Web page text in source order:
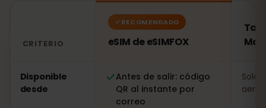
CRITERIO
RECOMENDADO
eSIM de eSIMFOX
Disponible
desde
Antes de salir: código
QR al instante por
correo
Solo